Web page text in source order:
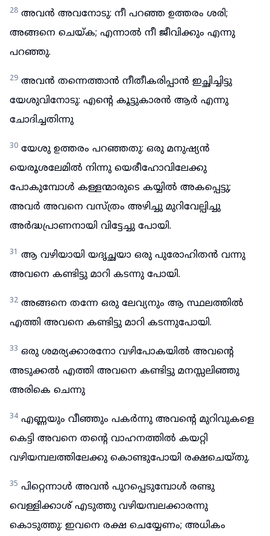
28 അവൻ അവനോടു: നീ പറഞ്ഞ ഉത്തരം ശരി;
അങ്ങനെ ചെയ്ക; എന്നാൽ നീ ജീവിക്കും എന്നു
പറഞ്ഞു.
29 അവൻ തന്നെത്താൻ നീതീകരിപ്പാൻ ഇച്ഛിച്ചിട്ടു
യേശുവിനോടു: എന്റെ കൂട്ടുകാരൻ ആർ എന്നു
ചോദിച്ചതിന്നു
30 യേശു ഉത്തരം പറഞ്ഞതു: ഒരു മനുഷ്യൻ
യെരൂശലേമിൽ നിന്നു യെരീഹോവിലേക്കു
പോകുമ്പോൾ കള്ളന്മാരുടെ കയ്യിൽ അകപ്പെട്ടു;
അവർ അവനെ വസ്ത്രം അഴിച്ചു മുറിവേല്പിച്ചു
അർദ്ധപ്രാണനായി വിട്ടേച്ചു പോയി.
31 ആ വഴിയായി യദൃച്ഛയാ ഒരു പുരോഹിതൻ വന്നു
അവനെ കണ്ടിട്ടു മാറി കടന്നു പോയി.
32 അങ്ങനെ തന്നേ ഒരു ലേവ്യനും ആ സ്ഥലത്തിൽ
എത്തി അവനെ കണ്ടിട്ടു മാറി കടന്നുപോയി.
33 ഒരു ശമര്യക്കാരനോ വഴിപോകയിൽ അവന്റെ
അടുക്കൽ എത്തി അവനെ കണ്ടിട്ടു മനസ്സലിഞ്ഞു
അരികെ ചെന്നു
34 എണ്ണയും വീഞ്ഞും പകർന്നു അവന്റെ മുറിവുകളെ
കെട്ടി അവനെ തന്റെ വാഹനത്തിൽ കയറ്റി
വഴിയമ്പലത്തിലേക്കു കൊണ്ടുപോയി രക്ഷചെയ്തു.
35 പിറ്റെന്നാൾ അവൻ പുറപ്പെടുമ്പോൾ രണ്ടു
വെള്ളിക്കാശ് എടുത്തു വഴിയമ്പലക്കാരന്നു
കൊടുത്തു: ഇവനെ രക്ഷ ചെയ്യേണം; അധികം